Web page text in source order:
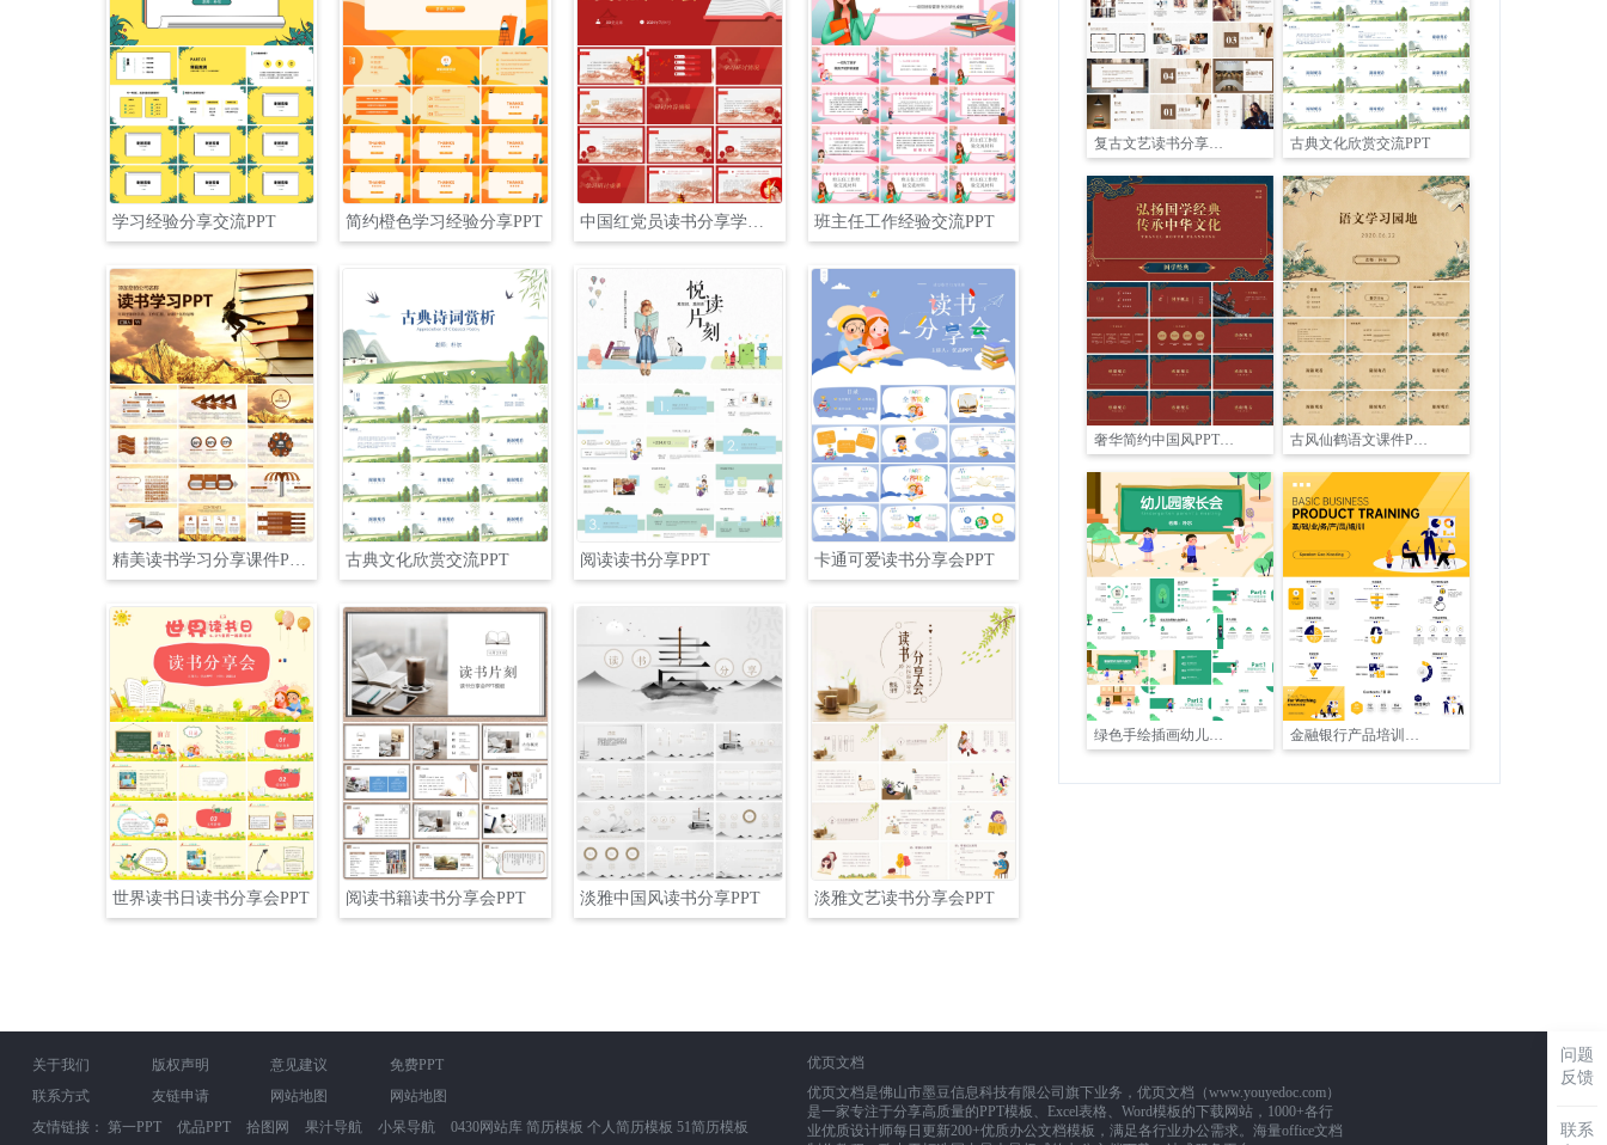
学习经验分享交流PPT 简约橙色学习经验分享PPT 中国红党员读书分享学习交流会PPT 班主任工作经验交流PPT
精美读书学习分享课件PPT模板 古典文化欣赏交流PPT 阅读读书分享PPT 卡通可爱读书分享会PPT
世界读书日读书分享会PPT 阅读书籍读书分享会PPT 淡雅中国风读书分享PPT 淡雅文艺读书分享会PPT
复古文艺读书分享会PPT 古典文化欣赏交流PPT
绿色手绘插画幼儿园家长会PPT 金融银行产品培训推广PPT
关于我们
联系方式
版权声明
友链申请
意见建议
网站地图
免费PPT
网站地图
友情链接： 第一PPT 优品PPT 拾图网 果汁导航 小呆导航 0430网站库 简历模板 个人简历模板 51简历模板
优页文档
优页文档是佛山市墨豆信息科技有限公司旗下业务，优页文档（www.youyedoc.com）
是一家专注于分享高质量的PPT模板、Excel表格、Word模板的下载网站，1000+各行
业优质设计师每日更新200+优质办公文档模板，满足各行业办公需求。海量office文档
问题
反馈
联系